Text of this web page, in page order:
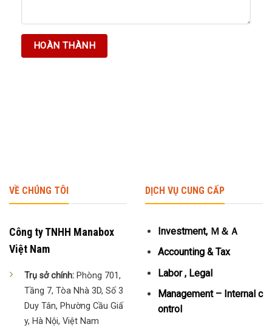
VỀ CHÚNG TÔI
Công ty TNHH Manabox
Việt Nam
Trụ sở chính: Phòng 701,
Tầng 7, Tòa Nhà 3D, Số 3
Duy Tân, Phường Cầu Giấ
y, Hà Nội, Việt Nam
DỊCH VỤ CUNG CẤP
Investment, Ｍ＆Ａ
Accounting & Tax
Labor , Legal
Management – Internal c
ontrol